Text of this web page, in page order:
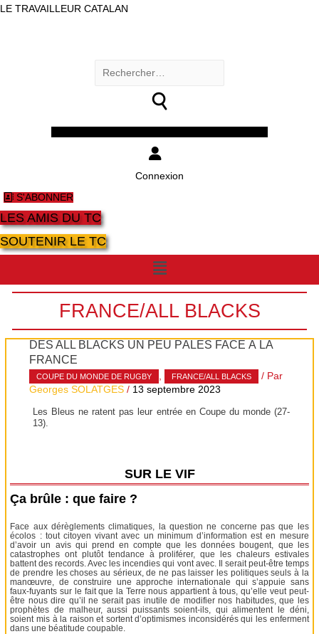
LE TRAVAILLEUR CATALAN
Rechercher :
Connexion
S'ABONNER
LES AMIS DU TC
SOUTENIR LE TC
Menu
FRANCE/ALL BLACKS
DES ALL BLACKS UN PEU PÂLES FACE À LA
FRANCE
COUPE DU MONDE DE RUGBY , FRANCE/ALL BLACKS
/ Par
Georges SOLATGES / 13 septembre 2023
Les Bleus ne ratent pas leur entrée en Coupe du monde (27-
13).
SUR LE VIF
Ça brûle : que faire ?
Face aux dérèglements climatiques, la question ne concerne pas que les
écolos : tout citoyen vivant avec un minimum d’information est en mesure
d’avoir un avis qui prend en compte que les données bougent, que les
catastrophes ont plutôt tendance à proliférer, que les chaleurs estivales
battent des records. Avec les incendies qui vont avec. Il serait peut-être temps
de prendre les choses au sérieux, de ne pas laisser les politiques seuls à la
manœuvre, de construire une approche internationale qui s’appuie sans
faux-fuyants sur le fait que la Terre nous appartient à tous, qu’elle veut peut-
être nous dire qu’il ne serait pas inutile de modifier nos habitudes, que les
prophètes de malheur, aussi puissants soient-ils, qui alimentent le déni,
soient mis à la raison et sortent d’optimismes inconsidérés qui les enferment
dans une béatitude coupable.